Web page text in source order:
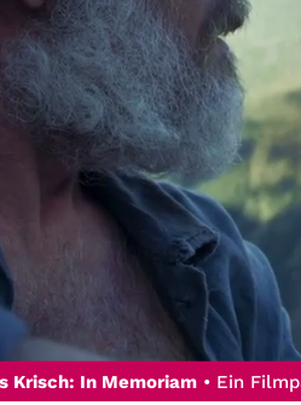
So
&
Suche
Krisch: In Memoriam• Ein